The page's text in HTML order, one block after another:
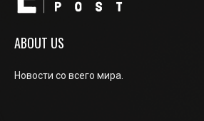
ABOUT US
Новости со всего мира.